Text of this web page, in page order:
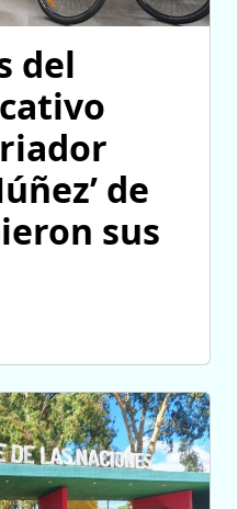
del
de
sus